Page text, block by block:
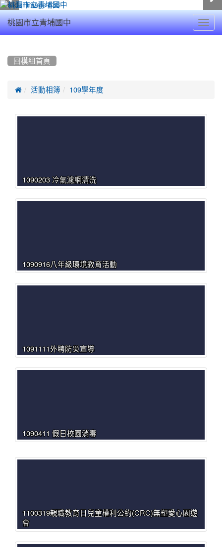
桃園市立青埔國中
回模組首頁
 活動相簿 109學年度
1090203 冷氣濾網清洗
1090916八年級環境教育活動
1091111外聘防災宣導
1090411 假日校園消毒
1100319親職教育日兒童權利公約(CRC)無塑愛心園遊
會